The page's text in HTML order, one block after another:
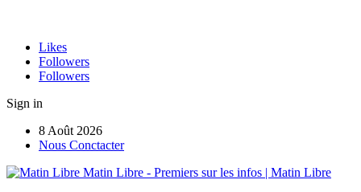
Likes
Followers
Followers
Sign in
8 Août 2026
Nous Conctacter
Matin Libre - Premiers sur les infos | Matin Libre